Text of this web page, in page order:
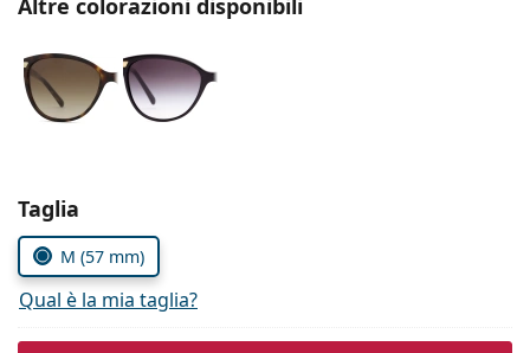
Persol
Prada
Tutte le marche
Seleziona i parametri
Taglia
M (57 mm)
Qual è la mia taglia?